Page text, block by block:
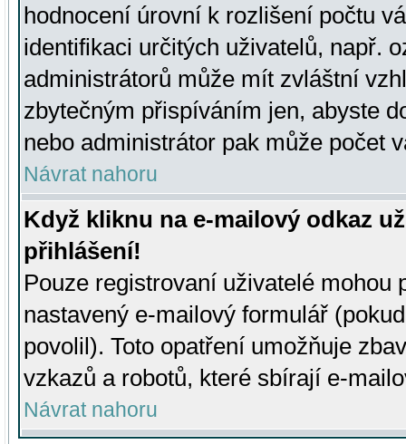
hodnocení úrovní k rozlišení počtu
identifikaci určitých uživatelů, např.
administrátorů může mít zvláštní
zbytečným přispíváním jen, abyste
nebo administrátor pak může počet
Návrat nahoru
Když kliknu na e-mailový odkaz
přihlášení!
Pouze registrovaní uživatelé mohou
nastavený e-mailový formulář
povolil). Toto opatření umožňuje
vzkazů a robotů, které sbírají e-
Návrat nahoru